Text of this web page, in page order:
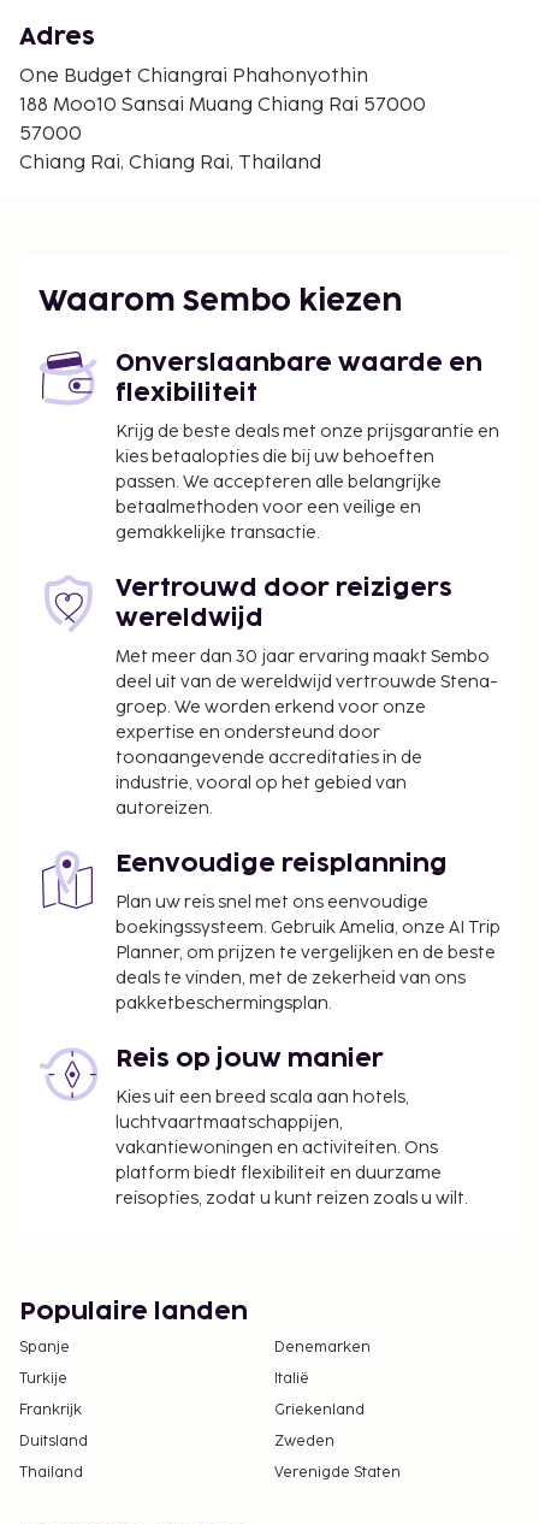
Vlaggen- en Lampenpark ter ere van 75e Jubileum -
8,3 km
Klokkentoren van Chiang Rai - 8,4 km
Oub Kham-museum - 8,4 km
De dichtsbijzijnde luchthaven is Chiang Rai (CEI-
magnetron in de gemeenschappelijke ruimte. Ter
plaatse heb je gratis parkeerplaatsen. Profiteer van
gemeenschappelijke woonkamer.
De volgende kosten dienen bij de accommodatie te
worden betaald. De kosten kunnen inclusief
toepasselijke belastingen zijn:
Contante borgsom: THB 500 per
accommodatie
We hebben alle kosten vermeld die de
accommodatie aan ons heeft doorgegeven.
Adres
One Budget Chiangrai Phahonyothin
188 Moo10 Sansai Muang Chiang Rai 57000
57000
Chiang Rai, Chiang Rai, Thailand
Waarom Sembo kiezen
Onverslaanbare waarde en
flexibiliteit
Krijg de beste deals met onze prijsgarantie en
kies betaalopties die bij uw behoeften
passen. We accepteren alle belangrijke
betaalmethoden voor een veilige en
gemakkelijke transactie.
Vertrouwd door reizigers
wereldwijd
Met meer dan 30 jaar ervaring maakt Sembo
deel uit van de wereldwijd vertrouwde Stena-
groep. We worden erkend voor onze
expertise en ondersteund door
toonaangevende accreditaties in de
industrie, vooral op het gebied van
autoreizen.
Eenvoudige reisplanning
Plan uw reis snel met ons eenvoudige
boekingssysteem. Gebruik Amelia, onze AI Trip
Planner, om prijzen te vergelijken en de beste
deals te vinden, met de zekerheid van ons
pakketbeschermingsplan.
Reis op jouw manier
Kies uit een breed scala aan hotels,
luchtvaartmaatschappijen,
vakantiewoningen en activiteiten. Ons
platform biedt flexibiliteit en duurzame
reisopties, zodat u kunt reizen zoals u wilt.
Populaire landen
Spanje
Denemarken
Turkije
Italië
Frankrijk
Griekenland
Duitsland
Zweden
Thailand
Verenigde Staten